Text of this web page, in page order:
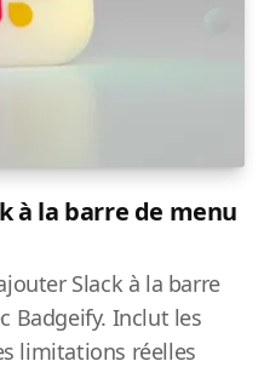
à la barre de menu
Slack à la barre
Badgeify. Inclut les
limitations réelles